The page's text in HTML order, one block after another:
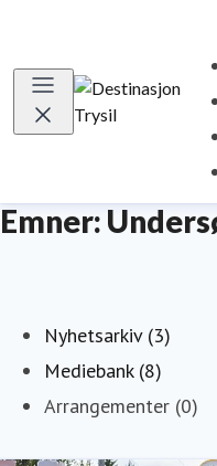
Emner:
Nyhetsarkiv (3)
Mediebank (8)
Arrangementer (0)